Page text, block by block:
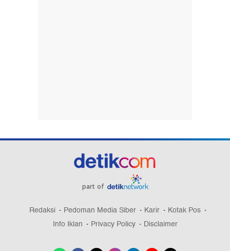
part of
Redaksi Pedoman Media Siber Karir
Kotak Pos
Info Iklan
Privacy Policy Disclaimer